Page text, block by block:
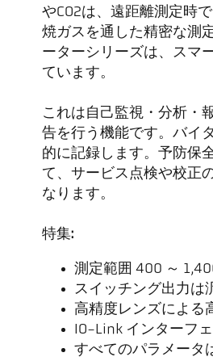
やCO2は、遠距離測定時
焼ガスを通した精密な測
ーターシリーズは、スマ
ています。
これは自己監視・分析・
告を行う機能です。バイ
的に記録します。予防保
て、サービス点検や校正
なります。
特集:
測定範囲 400 ～
スイッチング出力は
高精度レンズによる
IO-Link インターフ
すべてのパラメータ